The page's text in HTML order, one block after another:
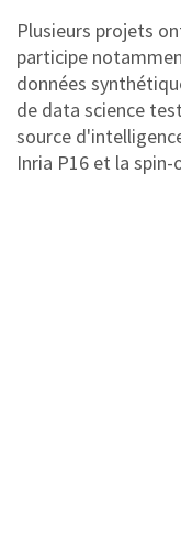
Plusieurs projets
participe
données
de data science
source
Inria P16 et la spin-